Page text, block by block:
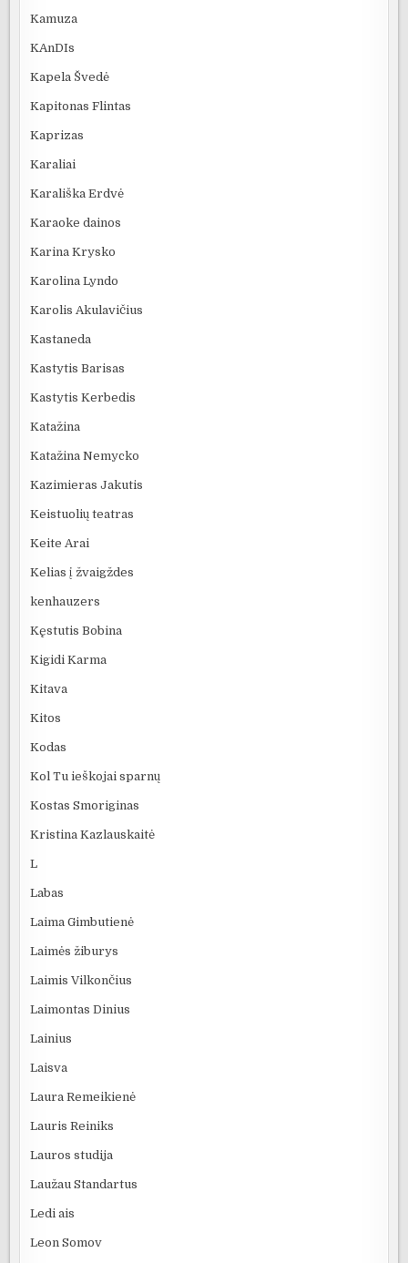
Kamuza
KAnDIs
Kapela Švedė
Kapitonas Flintas
Kaprizas
Karaliai
Karališka Erdvė
Karaoke dainos
Karina Krysko
Karolina Lyndo
Karolis Akulavičius
Kastaneda
Kastytis Barisas
Kastytis Kerbedis
Katažina
Katažina Nemycko
Kazimieras Jakutis
Keistuolių teatras
Keite Arai
Kelias į žvaigždes
kenhauzers
Kęstutis Bobina
Kigidi Karma
Kitava
Kitos
Kodas
Kol Tu ieškojai sparnų
Kostas Smoriginas
Kristina Kazlauskaitė
L
Labas
Laima Gimbutienė
Laimės žiburys
Laimis Vilkončius
Laimontas Dinius
Lainius
Laisva
Laura Remeikienė
Lauris Reiniks
Lauros studija
Laužau Standartus
Ledi ais
Leon Somov